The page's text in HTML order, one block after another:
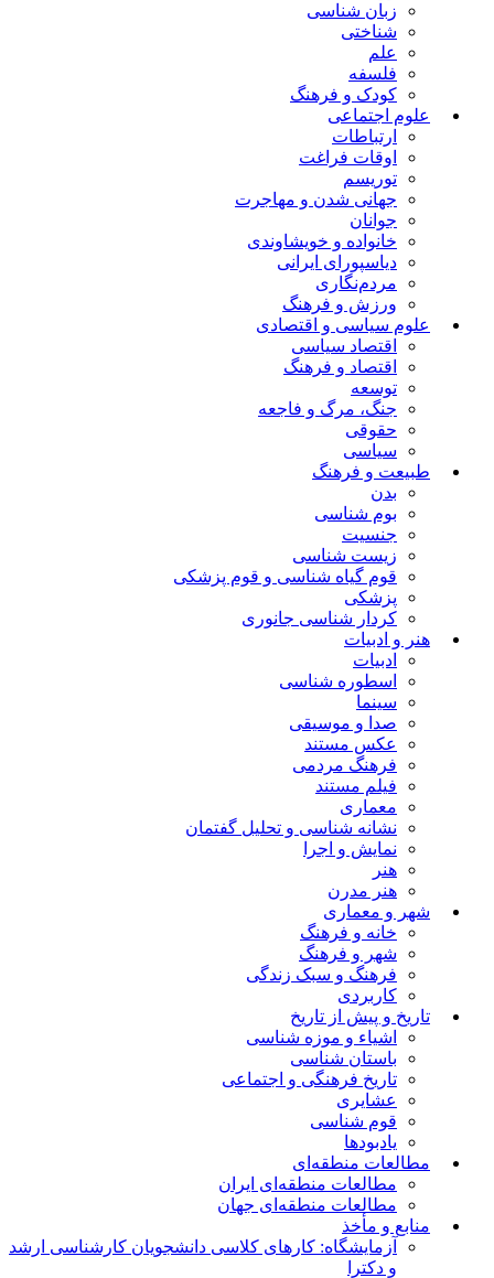
زبان شناسی
شناختی
علم
فلسفه
کودک و فرهنگ
علوم اجتماعی
ارتباطات
اوقات فراغت
توریسم
جهانی شدن و مهاجرت
جوانان
خانواده و خویشاوندی
دیاسپورای ایرانی
مردم‌نگاری
ورزش و فرهنگ
علوم سیاسی و اقتصادی
اقتصاد سیاسی
اقتصاد و فرهنگ
توسعه
جنگ، مرگ و فاجعه
حقوقی
سیاسی
طبیعت و فرهنگ
بدن
بوم شناسی
جنسیت
زیست شناسی
قوم گیاه شناسی و قوم پزشکی
پزشکی
کردار شناسی جانوری
هنر و ادبیات
ادبیات
اسطوره شناسی
سینما
صدا و موسیقی
عکس مستند
فرهنگ مردمی
فیلم مستند
معماری
نشانه شناسی و تحلیل گفتمان
نمایش و اجرا
هنر
هنر مدرن
شهر و معماری
خانه و فرهنگ
شهر و فرهنگ
فرهنگ و سبک زندگی
کاربردی
تاریخ و پیش از تاریخ
اشیاء و موزه شناسی
باستان شناسی
تاریخ فرهنگی و اجتماعی
عشایری
قوم شناسی
یادبودها
مطالعات منطقه‌ای
مطالعات منطقه‌ای ایران
مطالعات منطقه‌ای جهان
منابع و مأخذ
آزمایشگاه: کارهای کلاسی دانشجویان کارشناسی ارشد
و دکترا